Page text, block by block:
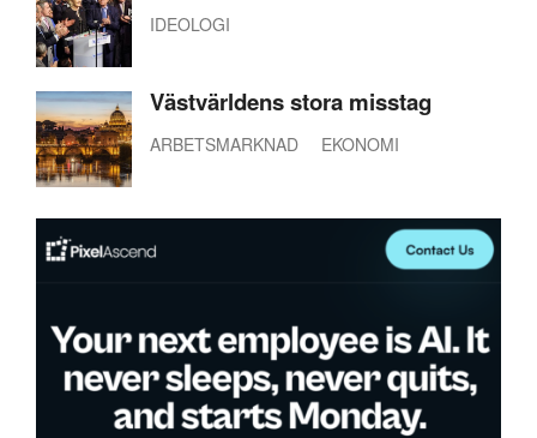
IDEOLOGI
Västvärldens stora misstag
ARBETSMARKNAD EKONOMI